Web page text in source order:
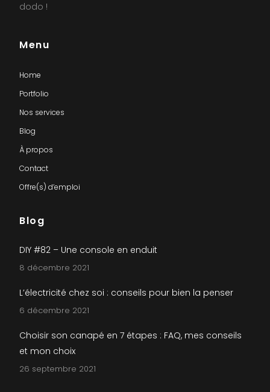
dodo !
Menu
Home
Portfolio
Nos services
Blog
À propos
Contact
Offre(s) d’emploi
Blog
DIY #82 – Une console en enduit
8 décembre 2021
L’électricité chez soi : conseils pour bien la penser
6 décembre 2021
Choisir son canapé en 7 étapes : FAQ, mes conseils
et mon choix
26 septembre 2021